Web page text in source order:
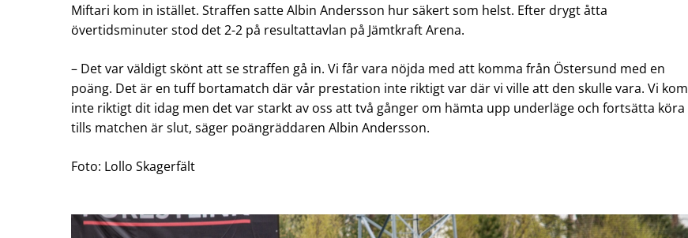
Miftari kom in istället. Straffen satte Albin Andersson hur säkert som helst. Efter drygt åtta
övertidsminuter stod det 2-2 på resultattavlan på Jämtkraft Arena.
– Det var väldigt skönt att se straffen gå in. Vi får vara nöjda med att komma från Östersund med en
poäng. Det är en tuff bortamatch där vår prestation inte riktigt var där vi ville att den skulle vara. Vi kom
inte riktigt dit idag men det var starkt av oss att två gånger om hämta upp underläge och fortsätta köra
tills matchen är slut, säger poängräddaren Albin Andersson.
Foto: Lollo Skagerfält